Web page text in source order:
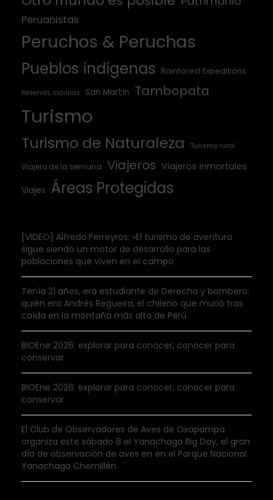
Peruanistas
Peruchos & Peruchas
Pueblos indígenas Rainforest Expeditions
Reservas marinas San Martín Tambopata
Turismo
Turismo de Naturaleza Turismo rural
Viajero de la semana Viajeros Viajeros inmortales
Viajes Áreas Protegidas
[VIDEO] Alfredo Ferreyros: «El turismo de aventura
sigue siendo un motor de desarrollo para las
poblaciones que viven en el campo
Tenía 21 años, era estudiante de Derecho y bombero:
quién era Andrés Regueira, el chileno que murió tras
caída en la montaña más alta de Perú
BIOEne 2026: explorar para conocer, conocer para
conservar
BIOEne 2026: explorar para conocer, conocer para
conservar
El Club de Observadores de Aves de Oxapampa
organiza este sábado 8 el Yanachaga Big Day, el gran
día de observación de aves en en el Parque Nacional
Yanachaga Chemillén